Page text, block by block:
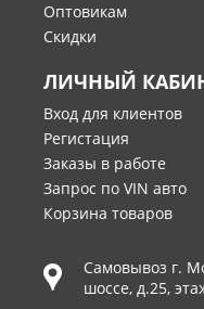
Оптовикам
Скидки
ЛИЧНЫЙ
Вход для клиентов
Регистация
Заказы в работе
Запрос по VIN авто
Корзина товаров
Самовывоз г.
шоссе, д.25,